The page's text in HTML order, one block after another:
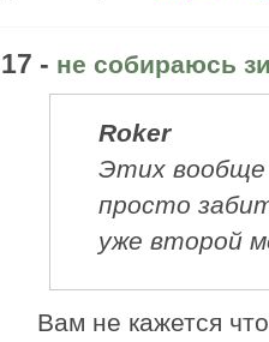
17 - не собираюсь
Roker
Этих вообще
просто
уже второй
Вам не кажется